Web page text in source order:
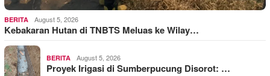
BERITA August 5, 2026
Kebakaran Hutan di TNBTS Meluas ke Wilay…
BERITA August 5, 2026
Proyek Irigasi di Sumberpucung Disorot: …